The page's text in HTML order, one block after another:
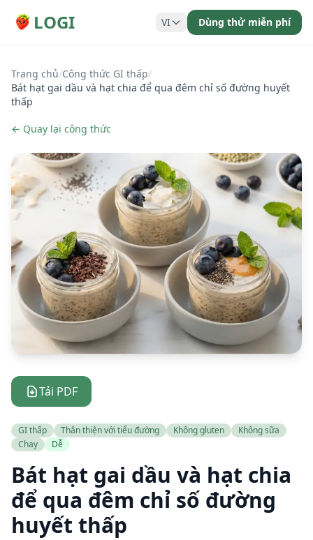
LOGI VI Dùng thử miễn phí
Trang chủ/Công thức GI thấp/
Bát hạt gai dầu và hạt chia để qua đêm chỉ số đường huyết
thấp
← Quay lại công thức
Tải PDF
GI thấp Thân thiện với tiểu đường Không gluten
Không sữa
Chay
Dễ
Bát hạt gai dầu và hạt chia
để qua đêm chỉ số đường
huyết thấp